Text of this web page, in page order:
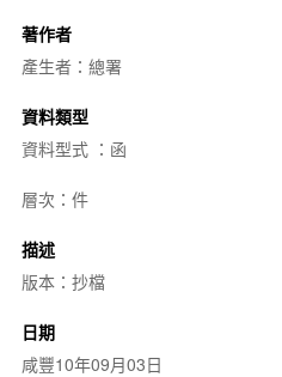
著作者
產生者：總署
資料類型
資料型式 ：函
層次：件
描述
版本：抄檔
日期
咸豐10年09月03日